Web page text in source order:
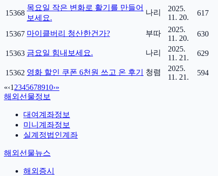
15368
목요일 작은 변화로 활기를 만들어
보세요.
나리
2025.
11. 20.
617
15367 마이클버리 청산한건가? 부따
2025.
11. 20.
630
15363 금요일 힘내보세요. 나리
2025.
11. 21.
629
15362 영화 할인 쿠폰 6천원 쓰고 온 후기 청렴
2025.
11. 21.
594
«‹1 2345678910›»
해외선물정보
대여계좌정보
미니계좌정보
실계정법인계좌
해외선물뉴스
해외증시